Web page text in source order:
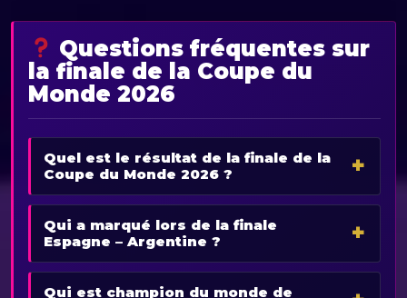
Questions fréquentes sur
la finale de la Coupe du
Monde 2026
Quel est le résultat de la finale de la
Coupe du Monde 2026 ?
Qui a marqué lors de la finale
Espagne – Argentine ?
Qui est champion du monde de